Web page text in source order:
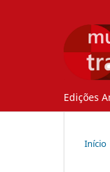
Edições
Início